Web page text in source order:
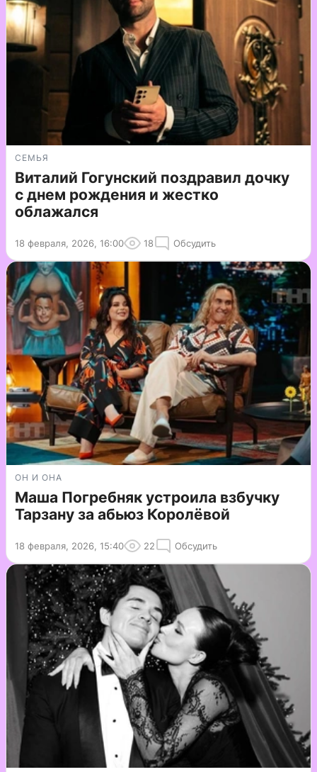
СЕМЬЯ
Виталий Гогунский поздравил дочку
с днем рождения и жестко
облажался
18 февраля, 2026, 16:00 18 Обсудить
ОН И ОНА
Маша Погребняк устроила взбучку
Тарзану за абьюз Королёвой
18 февраля, 2026, 15:40 22 Обсудить